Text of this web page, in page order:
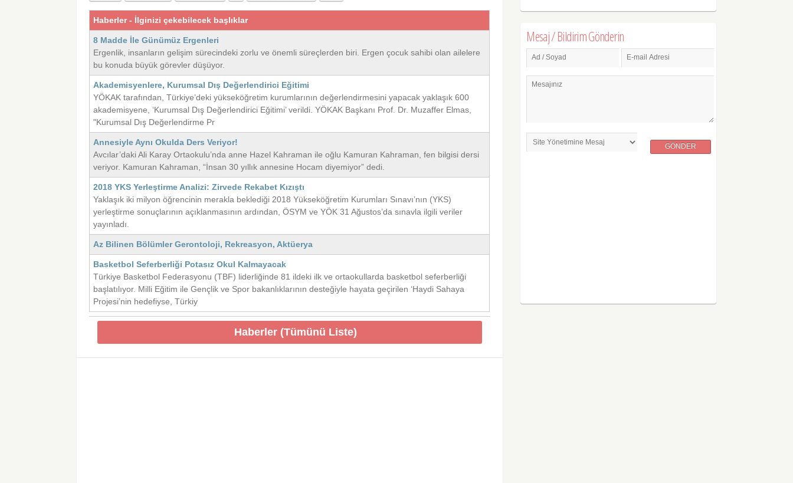
Haberler - İlginizi çekebilecek başlıklar
8 Madde İle Günümüz Ergenleri
Ergenlik, insanların gelişim sürecindeki zorlu ve önemli süreçlerden biri. Ergen çocuk sahibi olan ailelere
bu konuda büyük görevler düşüyor.
Akademisyenlere, Kurumsal Dış Değerlendirici Eğitimi
YÖKAK tarafından, Türkiye’deki yükseköğretim kurumlarının değerlendirmesini yapacak yaklaşık 600
akademisyene, ‘Kurumsal Dış Değerlendirici Eğitimi’ verildi. YÖKAK Başkanı Prof. Dr. Muzaffer Elmas,
"Kurumsal Dış Değerlendirme Pr
Annesiyle Aynı Okulda Ders Veriyor!
Avcılar’daki Ali Karay Ortaokulu’nda anne Hazel Kahraman ile oğlu Kamuran Kahraman, fen bilgisi dersi
veriyor. Kamuran Kahraman, “İnsan 30 yıllık annesine Hocam diyemiyor” dedi.
2018 YKS Yerleştirme Analizi: Zirvede Rekabet Kızıştı
Yaklaşık iki milyon öğrencinin merakla beklediği 2018 Yükseköğretim Kurumları Sınavı’nın (YKS)
yerleştirme sonuçlarının açıklanmasının ardından, ÖSYM ve YÖK 31 Ağustos’da sınavla ilgili veriler
yayınladı.
Az Bilinen Bölümler Gerontoloji, Rekreasyon, Aktüerya
Basketbol Seferberliği Potasız Okul Kalmayacak
Türkiye Basketbol Federasyonu (TBF) liderliğinde 81 ildeki ilk ve ortaokullarda basketbol seferberliği
başlatılıyor. Milli Eğitim ile Gençlik ve Spor bakanlıklarının desteğiyle hayata geçirilen ‘Haydi Sahaya
Projesi’nin hedefiyse, Türkiy
Haberler (Tümünü Liste)
Mesaj / Bildirim Gönderin
Ad / Soyad E-mail Adresi
Mesajınız
GÖNDER